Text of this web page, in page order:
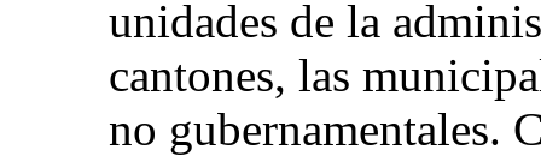
unidades de la
cantones, las
no gubernamentales.